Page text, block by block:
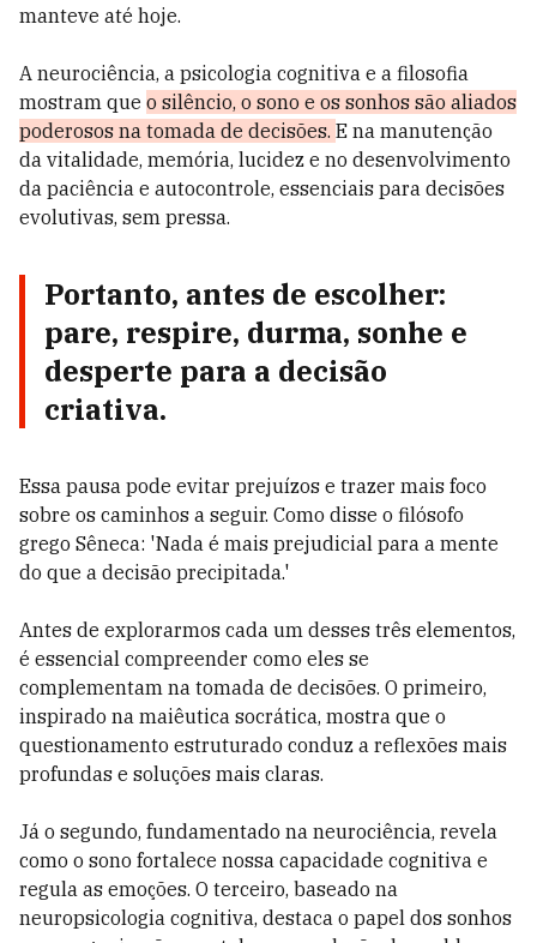
manteve até hoje.
A neurociência, a psicologia cognitiva e a filosofia
mostram que o silêncio, o sono e os sonhos são aliados
poderosos na tomada de decisões. E na manutenção
da vitalidade, memória, lucidez e no desenvolvimento
da paciência e autocontrole, essenciais para decisões
evolutivas, sem pressa.
Portanto, antes de escolher:
pare, respire, durma, sonhe e
desperte para a decisão
criativa.
Essa pausa pode evitar prejuízos e trazer mais foco
sobre os caminhos a seguir. Como disse o filósofo
grego Sêneca: 'Nada é mais prejudicial para a mente
do que a decisão precipitada.'
Antes de explorarmos cada um desses três elementos,
é essencial compreender como eles se
complementam na tomada de decisões. O primeiro,
inspirado na maiêutica socrática, mostra que o
questionamento estruturado conduz a reflexões mais
profundas e soluções mais claras.
Já o segundo, fundamentado na neurociência, revela
como o sono fortalece nossa capacidade cognitiva e
regula as emoções. O terceiro, baseado na
neuropsicologia cognitiva, destaca o papel dos sonhos